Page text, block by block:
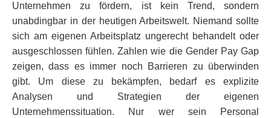
Unternehmen zu fördern, ist kein Trend, sondern
unabdingbar in der heutigen Arbeitswelt. Niemand sollte
sich am eigenen Arbeitsplatz ungerecht behandelt oder
ausgeschlossen fühlen. Zahlen wie die Gender Pay Gap
zeigen, dass es immer noch Barrieren zu überwinden
gibt. Um diese zu bekämpfen, bedarf es explizite
Analysen und Strategien der eigenen
Unternehmenssituation. Nur wer sein Personal